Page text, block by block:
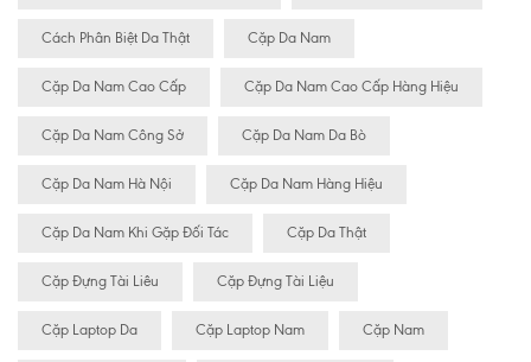
Cách Phân Biệt Da Thật Cặp Da Nam
Cặp Da Nam Cao Cấp Cặp Da Nam Cao Cấp Hàng Hiệu
Cặp Da Nam Công Sở Cặp Da Nam Da Bò
Cặp Da Nam Hà Nội Cặp Da Nam Hàng Hiệu
Cặp Da Nam Khi Gặp Đối Tác Cặp Da Thật
Cặp Đựng Tài Liêu Cặp Đựng Tài Liệu
Cặp Laptop Da Cặp Laptop Nam Cặp Nam